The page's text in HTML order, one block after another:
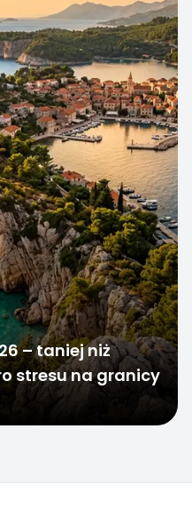
– taniej niż
stresu na granicy